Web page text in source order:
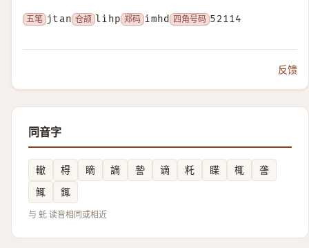
五笔 jtan 仓颉 lihp 郑码 imhd 四角号码 52114
反馈
同音字
轍 棏 䁤 謫 謺 谪 籷 䁋 㭯
詟
鮿
銸
与 虴 读音相同或相近